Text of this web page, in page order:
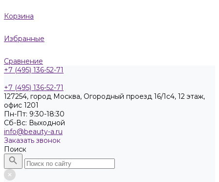
Корзина
Избранные
Сравнение
+7 (495) 136-52-71
+7 (495) 136-52-71
127254, город Москва, Огородный проезд 16/1с4, 12 этаж,
офис 1201
Пн-Пт: 9:30-18:30
Cб-Вс: Выходной
info@beauty-a.ru
Заказать звонок
Поиск